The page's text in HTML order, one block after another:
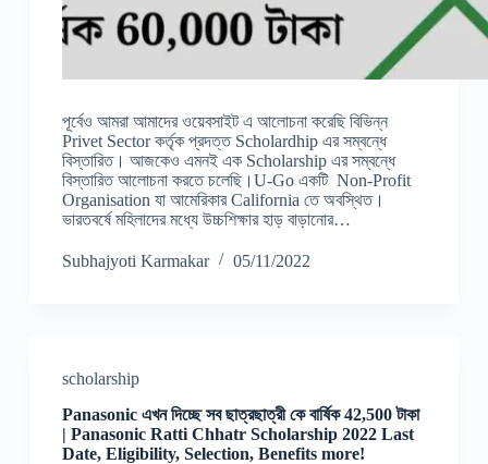
পূর্বেও আমরা আমাদের ওয়েবসাইট এ আলোচনা করেছি বিভিন্ন
Privet Sector কর্তৃক প্রদত্ত Scholardhip এর সম্বন্ধে
বিস্তারিত। আজকেও এমনই এক Scholarship এর সম্বন্ধে
বিস্তারিত আলোচনা করতে চলেছি।U-Go একটি Non-Profit
Organisation যা আমেরিকার California তে অবস্থিত।
ভারতবর্ষে মহিলাদের মধ্যে উচ্চশিক্ষার হাড় বাড়ানোর…
Subhajyoti Karmakar 05/11/2022
scholarship
Panasonic এখন দিচ্ছে সব ছাত্রছাত্রী কে বার্ষিক 42,500 টাকা
| Panasonic Ratti Chhatr Scholarship 2022 Last
Date, Eligibility, Selection, Benefits more!